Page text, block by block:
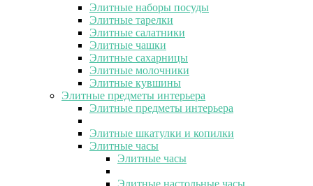
Элитные наборы посуды
Элитные тарелки
Элитные салатники
Элитные чашки
Элитные сахарницы
Элитные молочники
Элитные кувшины
Элитные предметы интерьера
Элитные предметы интерьера
Элитные шкатулки и копилки
Элитные часы
Элитные часы
Элитные настольные часы